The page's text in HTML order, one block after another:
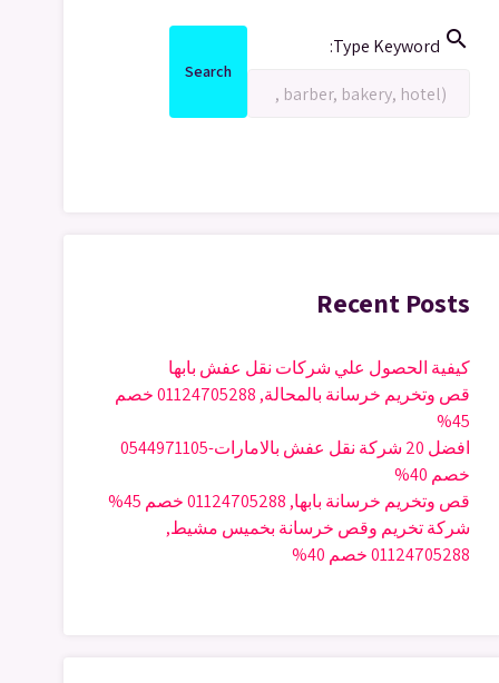
search
Search
Search
Recent Posts
كيفية الحصول علي شركات نقل عفش بابها
قص وتخريم خرسانة بالمحالة, 01124705288 خصم
45%
افضل 20 شركة نقل عفش بالامارات-0544971105
خصم 40%
قص وتخريم خرسانة بابها, 01124705288 خصم 45%
شركة تخريم وقص خرسانة بخميس مشيط,
01124705288 خصم 40%